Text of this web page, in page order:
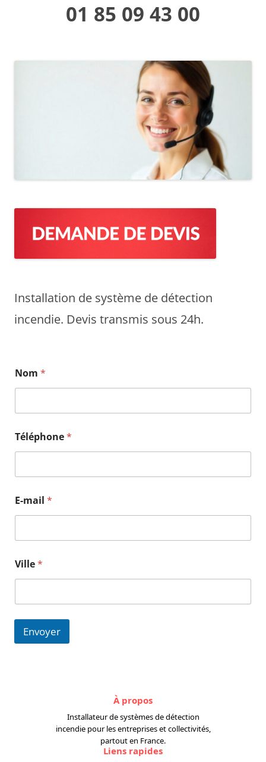
01 85 09 43 00
Installation de système de détection
incendie. Devis transmis sous 24h.
Nom *
i
l
e
V
i
l
e
Téléphone*
E-mail *
Ville*
Envoyer
À propos
Installateur de systèmes de détection
incendie pour les entreprises et collectivités,
partout en France.
Liens rapides